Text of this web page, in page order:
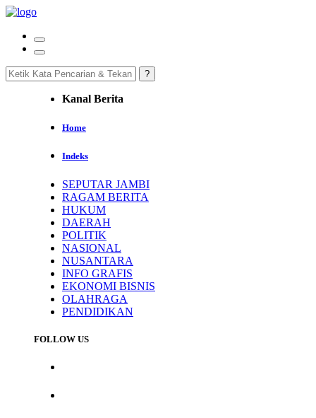
Kanal Berita
Home
Indeks
SEPUTAR JAMBI
RAGAM BERITA
HUKUM
DAERAH
POLITIK
NASIONAL
NUSANTARA
INFO GRAFIS
EKONOMI BISNIS
OLAHRAGA
PENDIDIKAN
FOLLOW US